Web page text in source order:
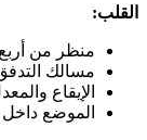
القلب:
منظر من
مسالك
الإيقاع
الموضع داخل